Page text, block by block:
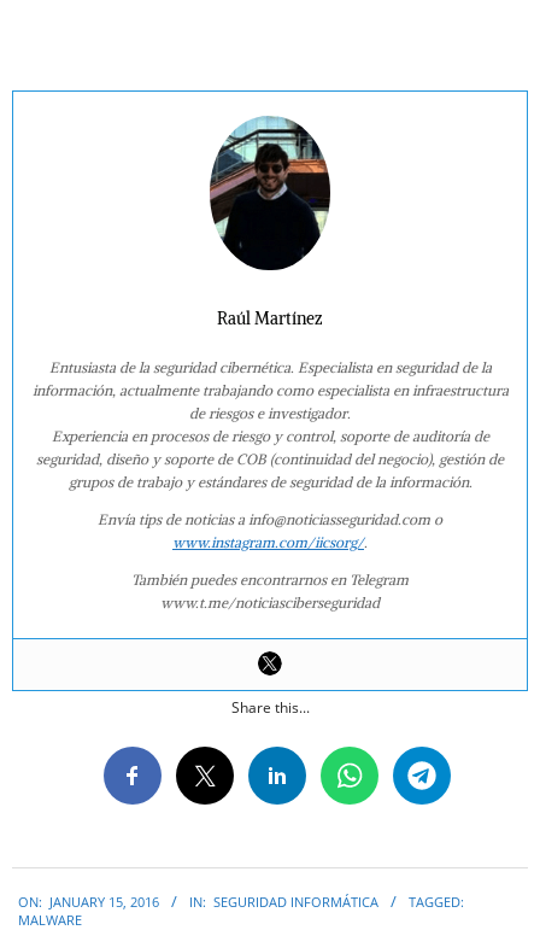
Raúl Martínez
Entusiasta de la seguridad cibernética. Especialista en seguridad de la
información, actualmente trabajando como especialista en infraestructura
de riesgos e investigador.
Experiencia en procesos de riesgo y control, soporte de auditoría de
seguridad, diseño y soporte de COB (continuidad del negocio), gestión de
grupos de trabajo y estándares de seguridad de la información.
Envía tips de noticias a info@noticiasseguridad.com o
www.instagram.com/iicsorg/.
También puedes encontrarnos en Telegram
www.t.me/noticiasciberseguridad
Share this...
01-
ON: JANUARY 15, 2016 IN: SEGURIDAD INFORMÁTICA
TAGGED:
MALWARE